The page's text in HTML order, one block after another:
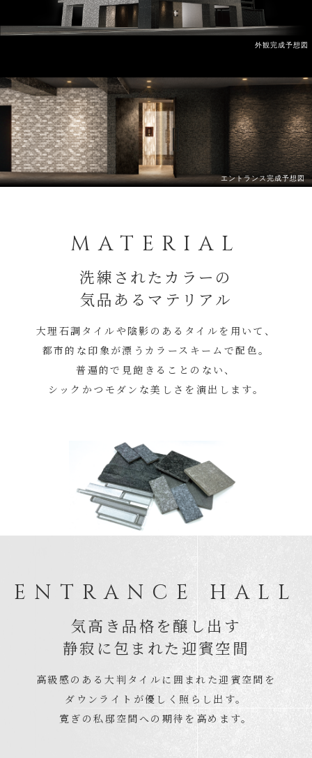
外観完成予想図
エントランス完成予想図
MATERIAL
洗練されたカラーの
気品あるマテリアル
大理石調タイルや陰影のあるタイルを用いて、
都市的な印象が漂うカラースキームで配色。
普遍的で見飽きることのない、
シックかつモダンな美しさを演出します。
ENTRANCE HALL
気高き品格を醸し出す
静寂に包まれた迎賓空間
高級感のある大判タイルに囲まれた迎賓空間を
ダウンライトが優しく照らし出す。
寛ぎの私邸空間への期待を高めます。